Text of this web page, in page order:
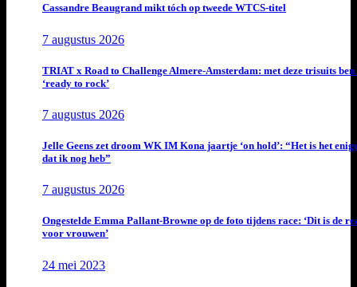
Cassandre Beaugrand mikt tóch op tweede WTCS-titel
7 augustus 2026
TRIAT x Road to Challenge Almere-Amsterdam: met deze trisuits ben
‘ready to rock’
7 augustus 2026
Jelle Geens zet droom WK IM Kona jaartje ‘on hold’: “Het is het
dat ik nog heb”
7 augustus 2026
Ongestelde Emma Pallant-Browne op de foto tijdens race: ‘Dit is de
voor vrouwen’
24 mei 2023